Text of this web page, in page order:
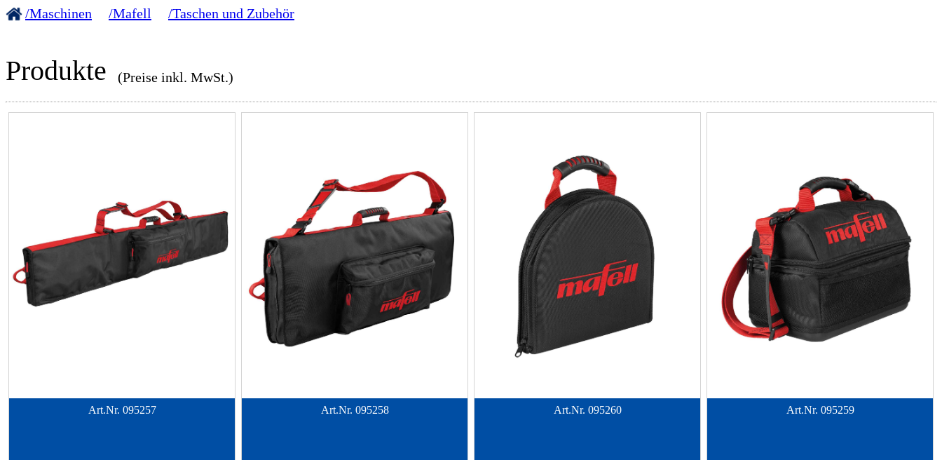
/Maschinen /Mafell /Taschen und Zubehör
Produkte (Preise inkl. MwSt.)
Art.Nr. 095257 Art.Nr. 095258 Art.Nr. 095260 Art.Nr. 095259